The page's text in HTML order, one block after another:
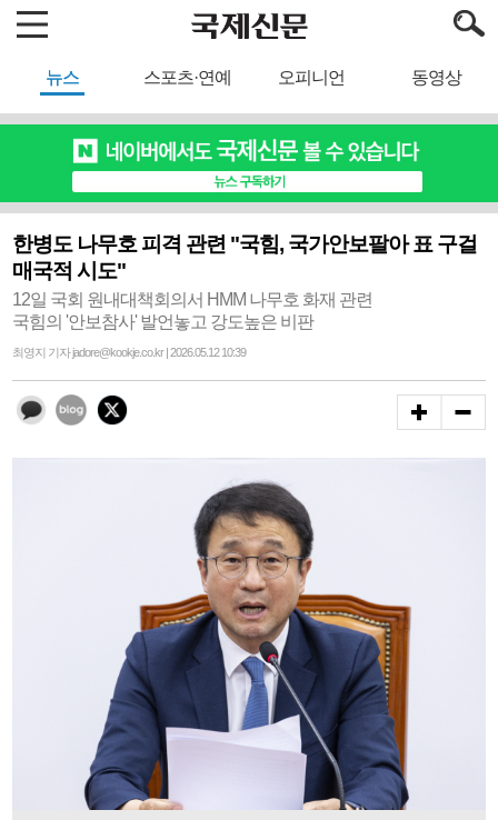
뉴스 스포츠·연예 오피니언 동영상
한병도 나무호 피격 관련 "국힘, 국가안보팔아 표 구걸
매국적 시도"
12일 국회 원내대책회의서 HMM 나무호 화재 관련
국힘의 '안보참사' 발언놓고 강도높은 비판
최영지 기자 jadore@kookje.co.kr | 2026.05.12 10:39